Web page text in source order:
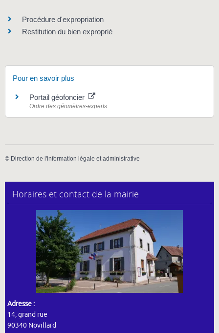
Procédure d'expropriation
Restitution du bien exproprié
Pour en savoir plus
Portail géofoncier
Ordre des géomètres-experts
© Direction de l'information légale et administrative
Horaires et contact de la mairie
Adresse :
14, grand rue
90340 Novillard